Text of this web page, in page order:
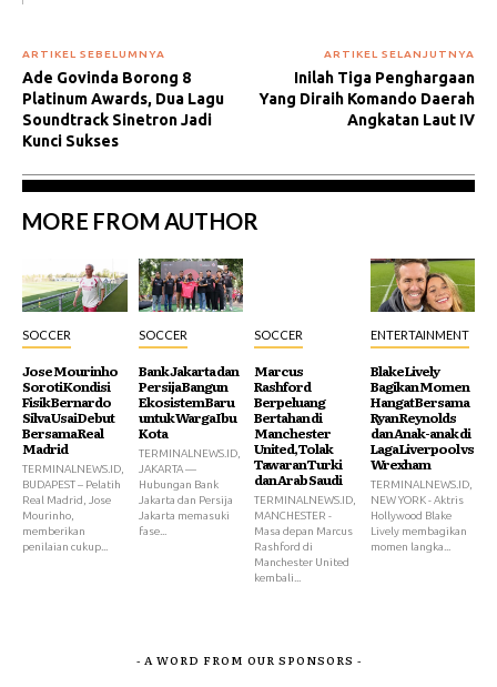
ARTIKEL SEBELUMNYA
Ade Govinda Borong 8
Platinum Awards, Dua Lagu
Soundtrack Sinetron Jadi
Kunci Sukses
ARTIKEL SELANJUTNYA
Inilah Tiga Penghargaan
Yang Diraih Komando Daerah
Angkatan Laut IV
MORE FROM AUTHOR
SOCCER
Jose Mourinho
Soroti Kondisi
Fisik Bernardo
Silva Usai Debut
Bersama Real
Madrid
TERMINALNEWS.ID,
BUDAPEST – Pelatih
Real Madrid, Jose
Mourinho,
memberikan
penilaian cukup...
SOCCER
Bank Jakarta dan
Persija Bangun
Ekosistem Baru
untuk Warga Ibu
Kota
TERMINALNEWS.ID,
JAKARTA —
Hubungan Bank
Jakarta dan Persija
Jakarta memasuki
fase...
SOCCER
Marcus
Rashford
Berpeluang
Bertahan di
Manchester
United, Tolak
Tawaran Turki
dan Arab Saudi
TERMINALNEWS.ID,
MANCHESTER -
Masa depan Marcus
Rashford di
Manchester United
kembali...
ENTERTAINMENT
Blake Lively
Bagikan Momen
Hangat Bersama
Ryan Reynolds
dan Anak-anak di
Laga Liverpool vs
Wrexham
TERMINALNEWS.ID,
NEW YORK - Aktris
Hollywood Blake
Lively membagikan
momen langka...
- A WORD FROM OUR SPONSORS -